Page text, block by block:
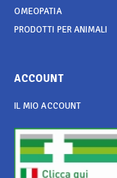
OMEOPATIA
PRODOTTI PER ANIMALI
ACCOUNT
IL MIO ACCOUNT